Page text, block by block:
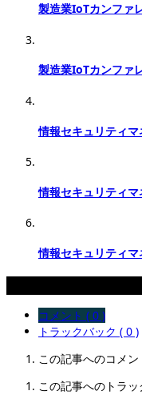
製造業IoTカンファ
製造業IoTカンファ
情報セキュリティ
情報セキュリティ
情報セキュリティ
コメント ( 0 )
トラックバック ( 0 )
この記事へのコメン
この記事へのトラッ